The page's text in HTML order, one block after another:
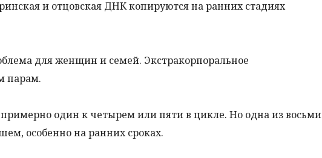
и отцовская ДНК копируются на ранних стадиях
для женщин и семей. Экстракорпоральное
парам.
один к четырем или пяти в цикле. Но одна из восьми
особенно на ранних сроках.